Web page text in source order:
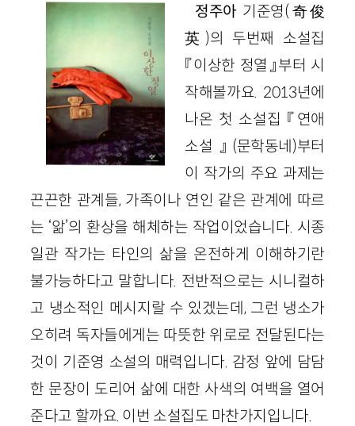
정주아 기준영( 奇俊
英 )의 두번째 소설집
『이상한 정열』부터 시
작해볼까요. 2013년에
나온 첫 소설집 『연애
소설』 (문학동네)부터
이 작가의 주요 과제는
끈끈한 관계들, 가족이나 연인 같은 관계에 따르
는 ‘앎’의 환상을 해체하는 작업이었습니다. 시종
일관 작가는 타인의 삶을 온전하게 이해하기란
불가능하다고 말합니다. 전반적으로는 시니컬하
고 냉소적인 메시지랄 수 있겠는데, 그런 냉소가
오히려 독자들에게는 따뜻한 위로로 전달된다는
것이 기준영 소설의 매력입니다. 감정 앞에 담담
한 문장이 도리어 삶에 대한 사색의 여백을 열어
준다고 할까요. 이번 소설집도 마찬가지입니다.